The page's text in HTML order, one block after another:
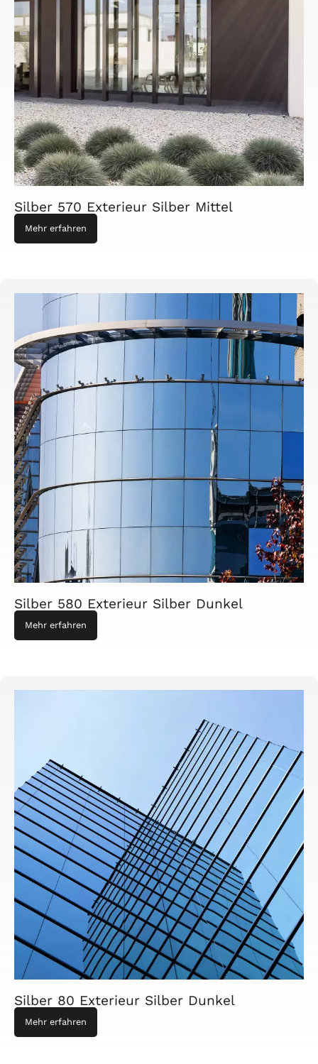
Silber 570 Exterieur Silber Mittel
Mehr erfahren
Silber 580 Exterieur Silber Dunkel
Mehr erfahren
Silber 80 Exterieur Silber Dunkel
Mehr erfahren